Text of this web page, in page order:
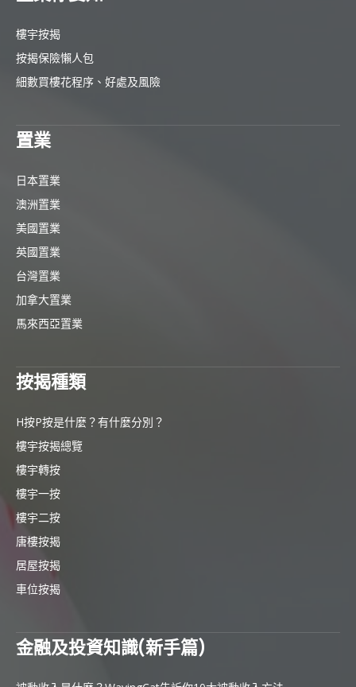
樓宇按揭
按揭保險懶人包
細數買樓花程序、好處及風險
置業
日本置業
澳洲置業
美國置業
英國置業
台灣置業
加拿大置業
馬來西亞置業
按揭種類
H按P按是什麼？有什麼分別？
樓宇按揭總覽
樓宇轉按
樓宇一按
樓宇二按
唐樓按揭
居屋按揭
車位按揭
金融及投資知識(新手篇)